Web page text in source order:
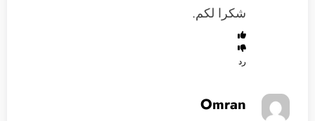
شكرا لكم.
رد
Omran